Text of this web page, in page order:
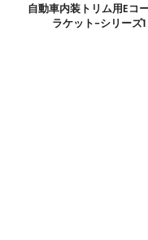
自動車内装トリム用Eコ
ラケット-シリーズ1